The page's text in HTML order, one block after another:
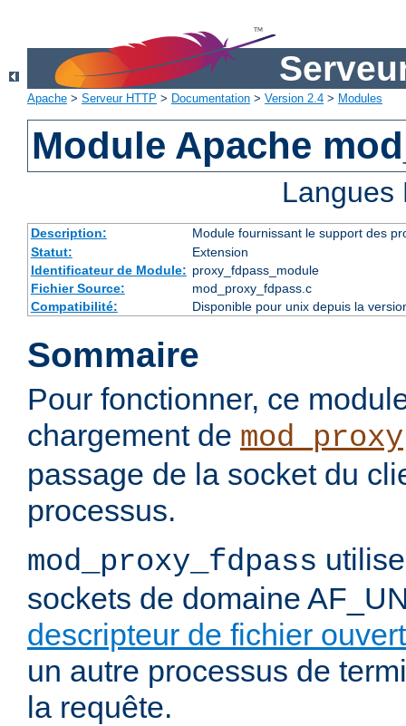
Apache > Serveur HTTP > Documentation > Version 2.4 > Modules
Module Apache
Description:
Module fournissant le support des
Statut:
Extension
Identificateur de Module: proxy_fdpass_module
Fichier Source:
mod_proxy_fdpass.c
Compatibilité:
Disponible pour unix depuis la
Sommaire
Pour fonctionner, ce
chargement de mod_proxy
passage de la socket du
processus.
mod_proxy_fdpass
sockets de domaine
descripteur de fichier ouvert
un autre processus de
la requête.